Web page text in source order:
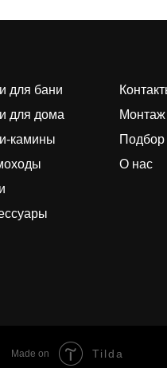
для бани
для дома
камины
Монтаж
Подбор
О нас
Made on Tilda